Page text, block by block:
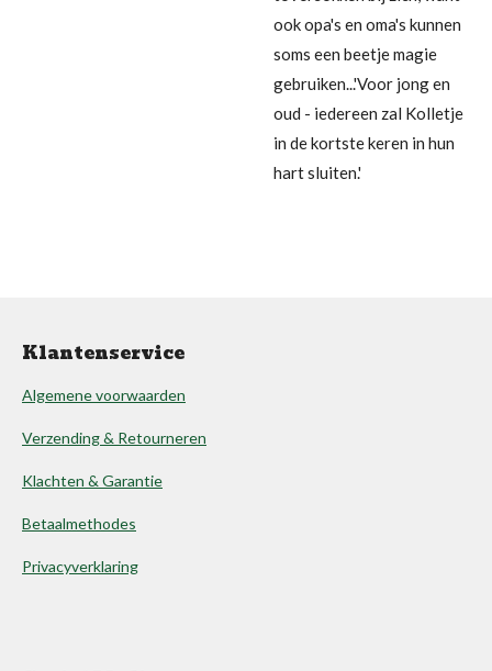
ook opa's en oma's kunnen
soms een beetje magie
gebruiken...'Voor jong en
oud - iedereen zal Kolletje
in de kortste keren in hun
hart sluiten.'
Klantenservice
Algemene voorwaarden
Verzending & Retourneren
Klachten & Garantie
Betaalmethodes
Privacyverklaring